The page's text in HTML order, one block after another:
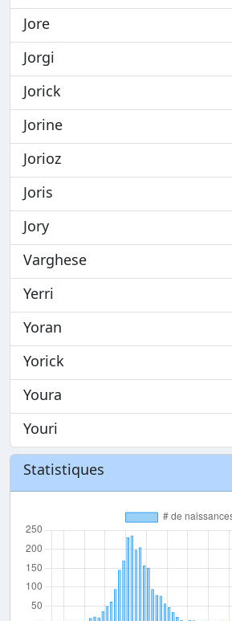
Jore
Jorgi
Jorick
Jorine
Jorioz
Joris
Jory
Varghese
Yerri
Yoran
Yorick
Youra
Youri
Statistiques